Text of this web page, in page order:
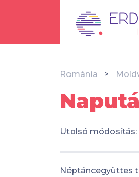
Románia
Utolsó módosítás:
Néptáncegyüttes